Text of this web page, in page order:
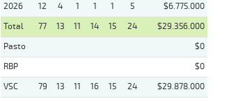
2026 12 4 1 1 1 5
$6.775.000
Total
77 13 11 14 15 24
$29.356.000
Pasto
$0
RBP
$0
VSC
79 13 11 16 15 24
$29.878.000